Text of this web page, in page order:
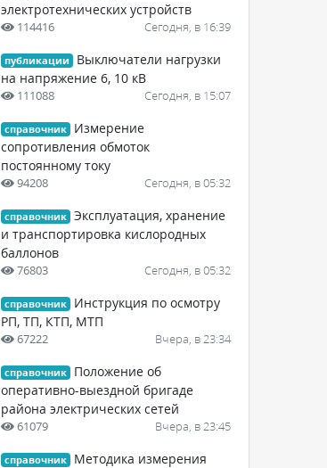
электротехнических устройств
114416 Сегодня, в 16:39
публикации
Выключатели нагрузки
на напряжение 6, 10 кВ
111088 Сегодня, в 15:07
справочник
Измерение
сопротивления обмоток
постоянному току
94208 Сегодня, в 05:32
справочник Эксплуатация, хранение
и транспортировка кислородных
баллонов
76803 Сегодня, в 05:32
справочник
Инструкция по осмотру
РП, ТП, КТП, МТП
67222 Вчера, в 23:34
справочник
Положение об
оперативно-выездной бригаде
района электрических сетей
61079 Вчера, в 23:45
справочник
Методика измерения